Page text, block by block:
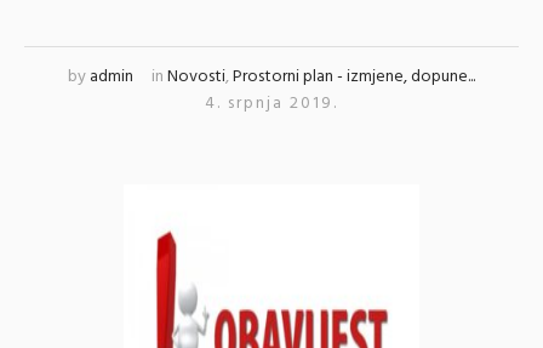
byadmin inNovosti,Prostorni plan - izmjene, dopune...
4. srpnja 2019.